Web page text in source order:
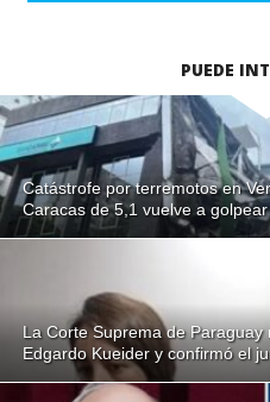
PUEDE
Catástrofe por terremotos en
Caracas de 5,1 vuelve a
La Corte Suprema de
Edgardo Kueider y confirmó el